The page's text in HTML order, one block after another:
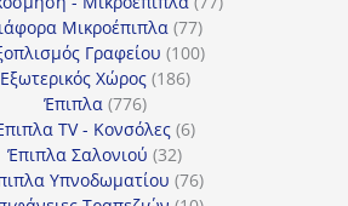
Μικροέπιπλα 7777
προϊόντα
Γραφείου 100100
Εξωτερικός Χώρος 186186
Έπιπλα 776776
προϊόντα
TV - Κονσόλες 66
Έπιπλα Σαλονιού 3232
προϊόντα
Υπνοδωματίου 7676